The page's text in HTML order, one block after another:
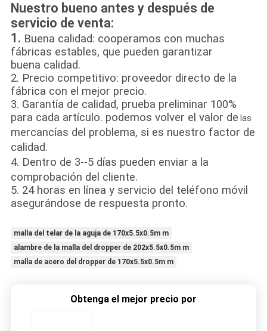
Nuestro bueno antes y después de
servicio de venta:
1. Buena calidad: cooperamos con muchas
fábricas estables, que pueden garantizar
buena calidad.
2. Precio competitivo: proveedor directo de la
fábrica con el mejor precio.
3. Garantía de calidad, prueba preliminar 100%
para cada artículo. podemos volver el valor de las
mercancías del problema, si es nuestro factor de
calidad.
4. Dentro de 3--5 días pueden enviar a la
comprobación del cliente.
5. 24 horas en línea y servicio del teléfono móvil
asegurándose de respuesta pronto.
malla del telar de la aguja de 170x5.5x0.5m m
alambre de la malla del dropper de 202x5.5x0.5m m
malla de acero del dropper de 170x5.5x0.5m m
Obtenga el mejor precio por